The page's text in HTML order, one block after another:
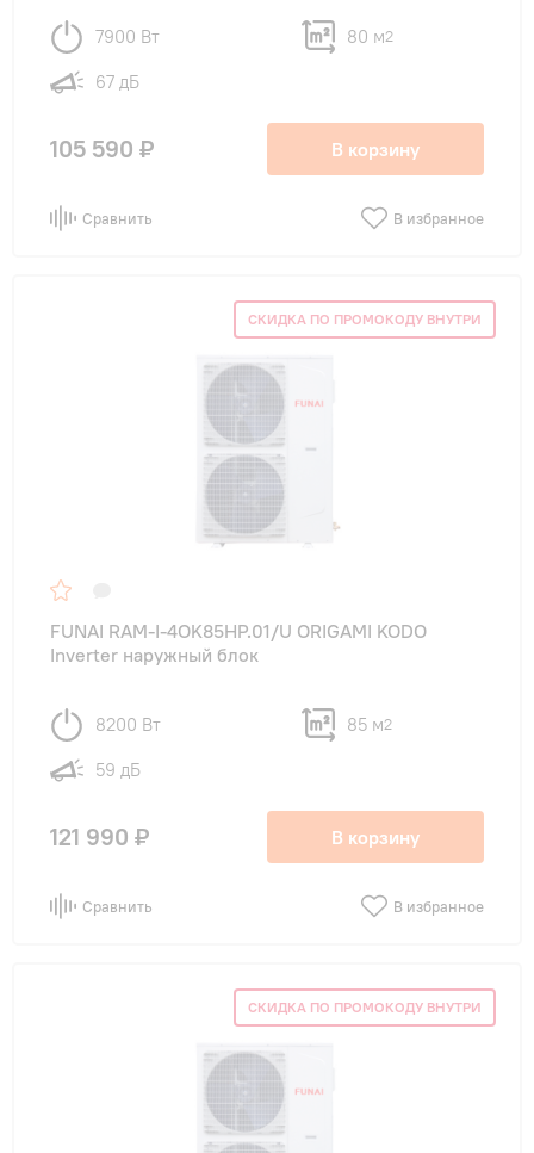
7900 Вт 80 м2
67 дБ
105 590 ₽ В корзину
Сравнить В избранное
СКИДКА ПО ПРОМОКОДУ ВНУТРИ
FUNAI RAM-I-4OK85HP.01/U ORIGAMI KODO
Inverter наружный блок
8200 Вт 85 м2
59 дБ
121 990 ₽ В корзину
Сравнить В избранное
СКИДКА ПО ПРОМОКОДУ ВНУТРИ